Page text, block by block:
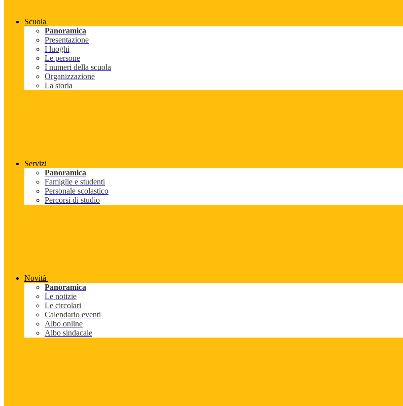
Scuola
Panoramica
Presentazione
I luoghi
Le persone
I numeri della scuola
Organizzazione
La storia
Servizi
Panoramica
Famiglie e studenti
Personale scolastico
Percorsi di studio
Novità
Panoramica
Le notizie
Le circolari
Calendario eventi
Albo online
Albo sindacale